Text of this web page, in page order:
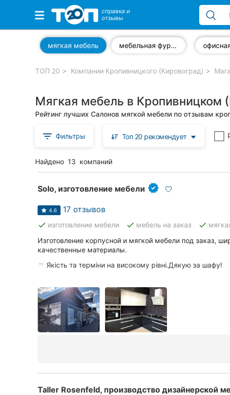
Избранные компании
Стоматологии
Ветеринарные клиники
Автошколы
Рестораны
Все рубрики
Все города:
Винница
Житомир
справка и
отзывы
мебельная фурнитура
мягкая мебель
ТОП 20 Компании Кропивницкого (Кировоград)
Мягкая мебель в Кропивницком
Рейтинг лучших Салонов мягкой мебели по отзывам
Фильтры Топ 20 рекомендует
Найдено 13 компаний
Solo, изготовление мебели
4.6 17 отзывов
done изготовление мебели done мебель на заказ done
Изготовление корпусной и мягкой мебели под заказ,
качественные материалы.
Якість та терміни на високому рівні.Дякую за шафу!
Taller Rosenfeld, производство дизайнерской